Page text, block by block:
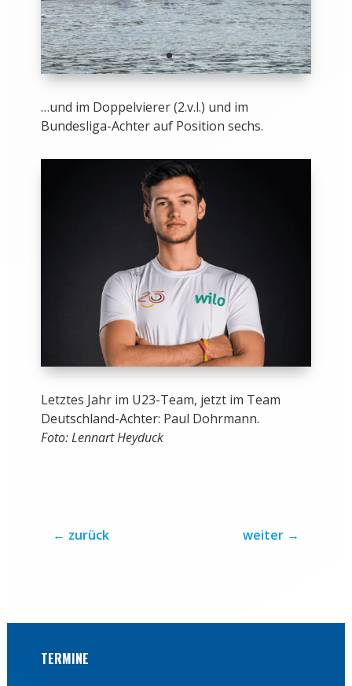
…und im Doppelvierer (2.v.l.) und im
Bundesliga-Achter auf Position sechs.
Letztes Jahr im U23-Team, jetzt im Team
Deutschland-Achter: Paul Dohrmann.
Foto: Lennart Heyduck
← zurück weiter →
TERMINE